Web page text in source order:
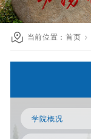
国际交流
发展联络
英文网站
当前位置：首页
学院概况